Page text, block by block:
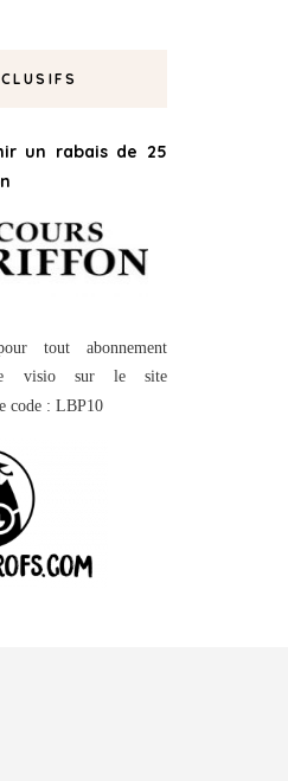
un rabais de 25
tout abonnement
visio sur le site
code : LBP10